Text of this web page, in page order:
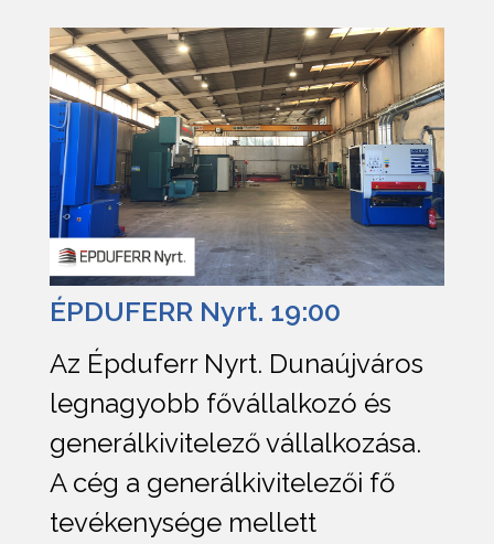
ÉPDUFERR Nyrt. 19:00
Az Épduferr Nyrt. Dunaújváros
legnagyobb fővállalkozó és
generálkivitelező vállalkozása.
A cég a generálkivitelezői fő
tevékenysége mellett